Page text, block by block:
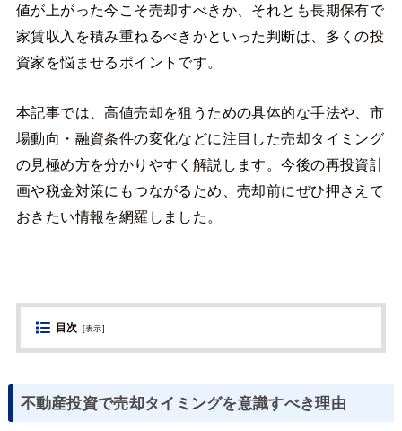
値が上がった今こそ売却すべきか、それとも長期保有で
家賃収入を積み重ねるべきかといった判断は、多くの投
資家を悩ませるポイントです。
本記事では、高値売却を狙うための具体的な手法や、市
場動向・融資条件の変化などに注目した売却タイミング
の見極め方を分かりやすく解説します。今後の再投資計
画や税金対策にもつながるため、売却前にぜひ押さえて
おきたい情報を網羅しました。
目次 [表示]
不動産投資で売却タイミングを意識すべき理由